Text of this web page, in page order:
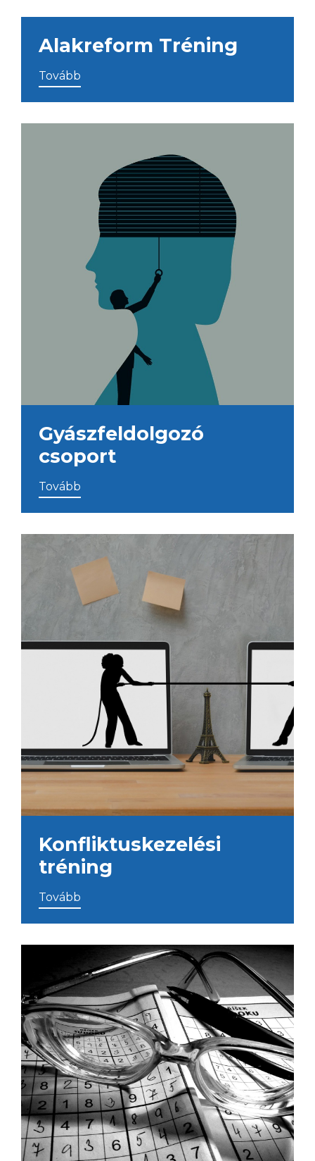
Alakreform Tréning
Tovább
Gyászfeldolgozó
csoport
Tovább
Konfliktuskezelési
tréning
Tovább